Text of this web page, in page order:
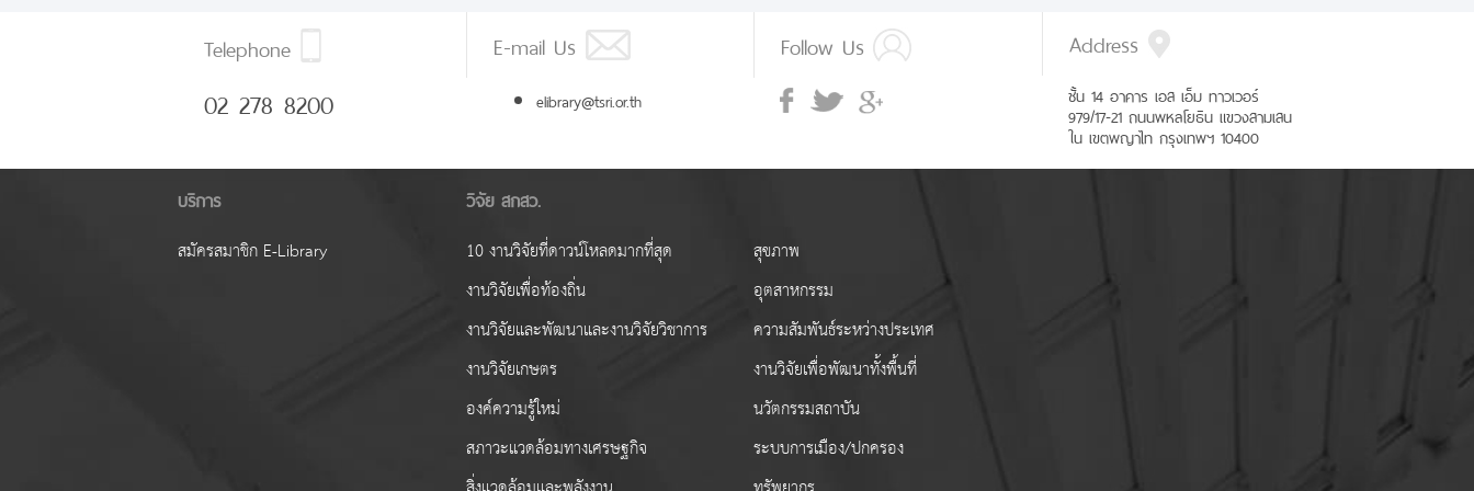
Telephone
02 278 8200
E-mail Us
elibrary@tsri.or.th
Follow Us Address
ชั้น 14 อาคาร เอส เอ็ม ทาวเวอร์
979/17-21 ถนนพหลโยธิน แขวงสามเสน
ใน เขตพญาไท กรุงเทพฯ 10400
บริการ
สมัครสมาชิก E-Library
วิจัย สกสว.
10 งานวิจัยที่ดาวน์โหลดมากที่สุด
งานวิจัยเพื่อท้องถิ่น
งานวิจัยและพัฒนาและงานวิจัยวิชาการ
งานวิจัยเกษตร
องค์ความรู้ใหม่
สภาวะแวดล้อมทางเศรษฐกิจ
สุขภาพ
อุตสาหกรรม
ความสัมพันธ์ระหว่างประเทศ
งานวิจัยเพื่อพัฒนาทั้งพื้นที่
นวัตกรรมสถาบัน
ระบบการเมือง/ปกครอง